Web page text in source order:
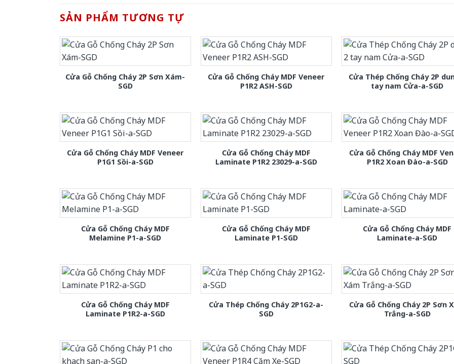
SẢN PHẨM TƯƠNG TỰ
Cửa Gỗ Chống Cháy 2P Sơn Xám-
SGD
Cửa Gỗ Chống Cháy MDF Veneer
P1R2 ASH-SGD
Cửa Thép Chống Cháy 2P
tay nam Cửa-a-SGD
Cửa Gỗ Chống Cháy MDF Veneer
P1G1 Sồi-a-SGD
Cửa Gỗ Chống Cháy MDF
Laminate P1R2 23029-a-SGD
Cửa Gỗ Chống Cháy MDF
P1R2 Xoan Đào-a-SGD
Cửa Gỗ Chống Cháy MDF
Melamine P1-a-SGD
Cửa Gỗ Chống Cháy MDF
Laminate P1-SGD
Cửa Gỗ Chống Cháy MDF
Laminate-a-SGD
Cửa Gỗ Chống Cháy MDF
Laminate P1R2-a-SGD
Cửa Thép Chống Cháy 2P1G2-a-
SGD
Cửa Gỗ Chống Cháy 2P Sơn
Trắng-a-SGD